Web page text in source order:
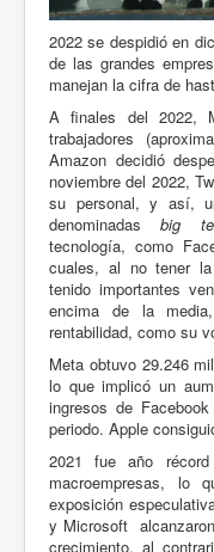
2022 se despidió en
de las grandes
manejan la cifra de
A finales del 2022,
trabajadores
Amazon decidió
noviembre del 2022,
su personal, y así,
denominadasbig
tecnología, como
cuales, al no tener
tenido importantes
encima de la
rentabilidad, como su
Meta obtuvo 29.246
lo que implicó un
ingresos de
periodo. Apple
2021 fue año
macroempresas, lo
exposición
y Microsoft
crecimiento, al